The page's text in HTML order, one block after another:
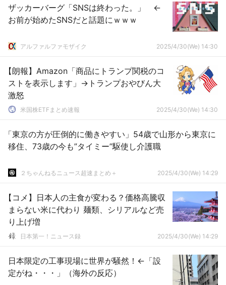
ザッカーバーグ「SNSは終わった。」 ←
お前が始めたSNSだと話題にｗｗｗ
アルファルファモザイク 2025/4/30(We) 14:30
【朗報】Amazon「商品にトランプ関税のコ
ストを表示します」→トランプおやびん大
激怒
米国株ETFまとめ速報 2025/4/30(We) 14:30
「東京の方が圧倒的に働きやすい」54歳で山形から東京に
移住、73歳の今も”タイミー”駆使し介護職
２ちゃんねるニュース超速まとめ＋ 2025/4/30(We) 14:29
【コメ】日本人の主食が変わる？価格高騰収
まらない米に代わり 麺類、シリアルなど売
り上げ増
日本第一！ニュース録 2025/4/30(We) 14:29
日本限定の工事現場に世界が騒然！←「設
定がね・・・」（海外の反応）